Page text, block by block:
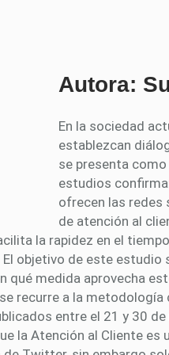
Autora:
En la sociedad
establezcan
se presenta
estudios
ofrecen las redes
de atención al
la rapidez en el
objetivo de este estudio
qué medida aprovecha
recurre a la
entre el 21 y 30
la Atención al Cliente es